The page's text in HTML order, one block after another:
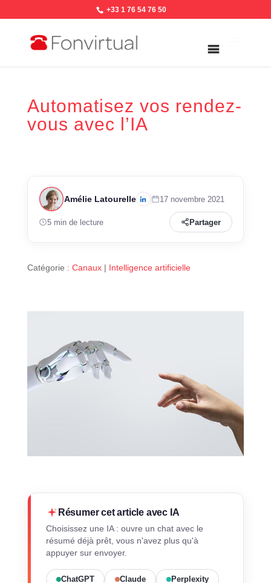
+33 1 76 54 76 50
Automatisez vos rendez-
vous avec l’IA
Amélie Latourelle 17 novembre 2021
5 min de lecture Partager
Catégorie : Canaux| Intelligence artificielle
Résumer cet article avec IA
Choisissez une IA : ouvre un chat avec le
résumé déjà prêt, vous n'avez plus qu'à
appuyer sur envoyer.
ChatGPT Claude Perplexity